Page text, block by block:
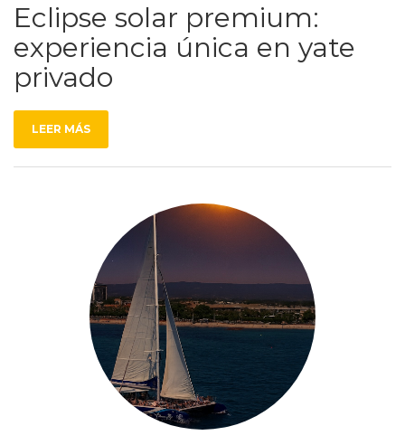
Eclipse solar premium:
experiencia única en yate
privado
LEER MÁS